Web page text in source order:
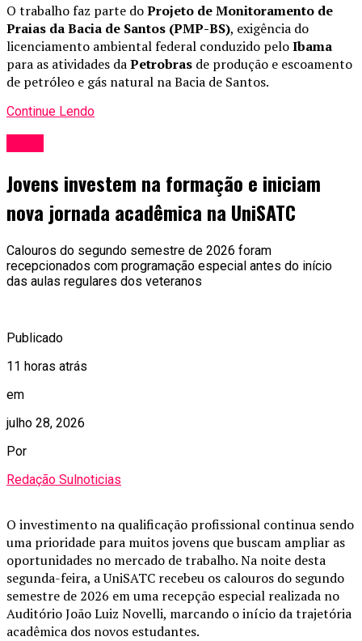
O trabalho faz parte doProjeto de Monitoramento de
Praias da Bacia de Santos (PMP-BS), exigência do
licenciamento ambiental federal conduzido peloIbama
para as atividades daPetrobras de produção e escoamento
de petróleo e gás natural na Bacia de Santos.
Continue Lendo
Jovens investem na formação e iniciam
nova jornada acadêmica na UniSATC
Calouros do segundo semestre de 2026 foram
recepcionados com programação especial antes do início
das aulas regulares dos veteranos
Publicado
11 horas atrás
em
julho 28, 2026
Por
Redação Sulnoticias
O investimento na qualificação profissional continua sendo
uma prioridade para muitos jovens que buscam ampliar as
oportunidades no mercado de trabalho. Na noite desta
segunda-feira, a UniSATC recebeu os calouros do segundo
semestre de 2026 em uma recepção especial realizada no
Auditório João Luiz Novelli, marcando o início da trajetória
acadêmica dos novos estudantes.